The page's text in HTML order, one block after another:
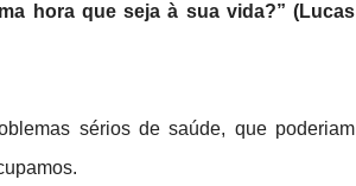
hora que seja à sua vida?” (Lucas
sérios de saúde, que poderiam